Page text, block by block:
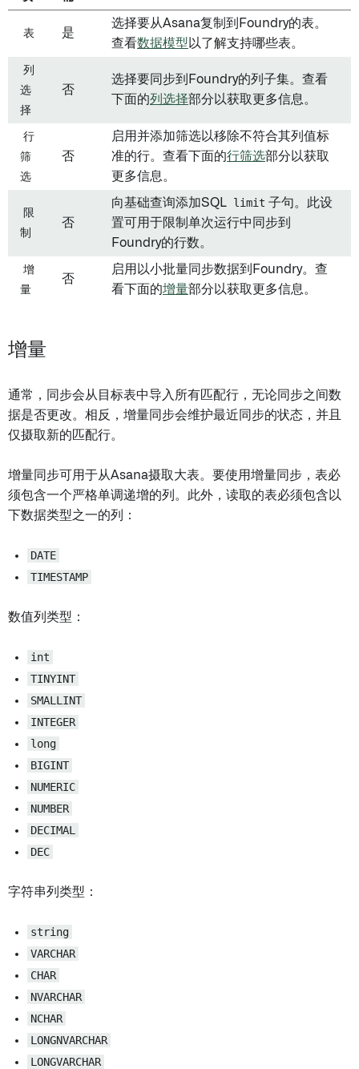
表 是
选择要从Asana复制到Foundry的表。
查看数据模型 以了解支持哪些表。
列
选
择
否
选择要同步到Foundry的列子集。查看
下面的列选择部分以获取更多信息。
行
筛
选
否
启用并添加筛选以移除不符合其列值标
准的行。查看下面的行筛选部分以获取
更多信息。
限
制
否
向基础查询添加SQL limit 子句。此设
置可用于限制单次运行中同步到
Foundry的行数。
增
量
否
启用以小批量同步数据到Foundry。查
看下面的增量部分以获取更多信息。
增量
通常，同步会从目标表中导入所有匹配行，无论同步之间数
据是否更改。相反，增量同步会维护最近同步的状态，并且
仅摄取新的匹配行。
增量同步可用于从Asana摄取大表。要使用增量同步，表必
须包含一个严格单调递增的列。此外，读取的表必须包含以
下数据类型之一的列：
DATE
TIMESTAMP
数值列类型：
int
TINYINT
SMALLINT
INTEGER
long
BIGINT
NUMERIC
NUMBER
DECIMAL
DEC
字符串列类型：
string
VARCHAR
CHAR
NVARCHAR
NCHAR
LONGNVARCHAR
LONGVARCHAR